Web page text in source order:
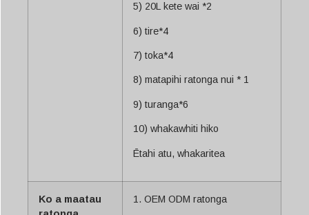
5) 20L kete wai *2
6) tire*4
7) toka*4
8) matapihi ratonga nui * 1
9) turanga*6
10) whakawhiti hiko
Ētahi atu, whakaritea
Ko a maatau
1. OEM ODM ratonga